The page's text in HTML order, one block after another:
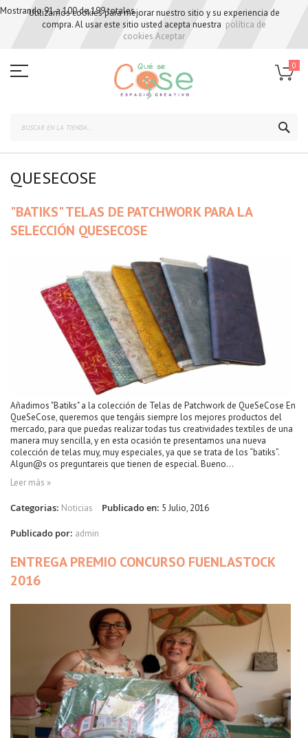
Utilizamos cookies para mejorar nuestro sitio y su experiencia de
compra. Al usar este sitio usted acepta nuestra política de
cookies Aceptar
to
Content
0
QUESECOSE
"BATIKS" TELAS DE PATCHWORK PARA LA
SELECCIÓN QUESECOSE
Añadimos "Batiks" a la colección de Telas de Patchwork de QueSeCose En
QueSeCose, queremos que tengáis siempre los mejores productos del
mercado, para que puedas realizar todas tus creatividades textiles de una
manera muy sencilla, y en esta ocasión te presentamos una nueva
colección de telas muy, muy especiales, ya que se trata de los “batiks”.
Algun@s os preguntareis que tienen de especial. Bueno...
Leer más »
Categorias: Noticias Publicado en: 5 Julio, 2016
Publicado por: admin
ENTREGA PREMIO CONCURSO FUENLASTOCK
2016
Mostrando 91 a 100 de 199 totales